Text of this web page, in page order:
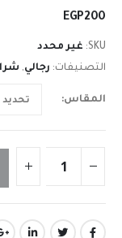
EGP200
SKU: غير محدد
التصنيفات: رجالي,
المقاس